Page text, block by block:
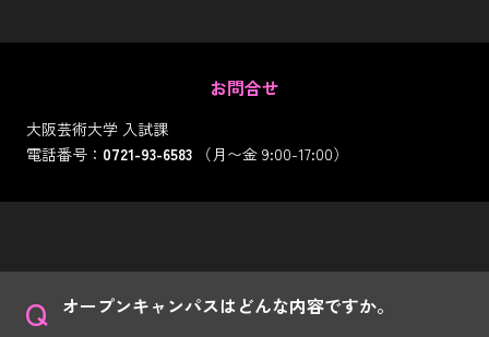
お問合せ
大阪芸術大学 入試課
電話番号： 0721-93-6583 （月〜金 9:00-17:00）
オープンキャンパスはどんな内容ですか。